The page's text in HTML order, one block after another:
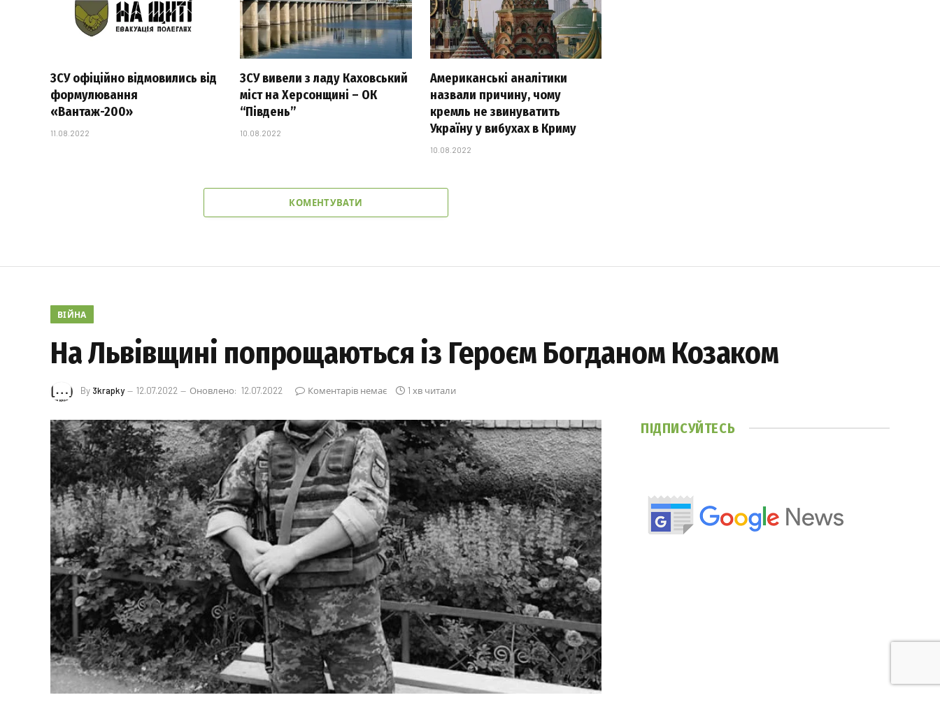
ЗСУ офіційно відмовились від
формулювання
«Вантаж-200»
11.08.2022
ЗСУ вивели з ладу Каховський
міст на Херсонщині – ОК
“Південь”
10.08.2022
Американські аналітики
назвали причину, чому
кремль не звинуватить
Україну у вибухах в Криму
10.08.2022
КОМЕНТУВАТИ
ВІЙНА
На Львівщині попрощаються із Героєм Богданом Козаком
By 3krapky 12.07.2022 Оновлено: 12.07.2022 Коментарів немає 1 хв читали
ПІДПИСУЙТЕСЬ